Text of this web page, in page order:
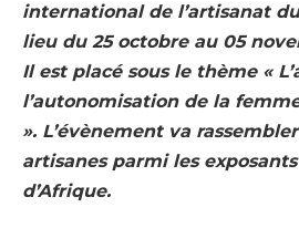
international de l’artisanat
lieu du 25 octobre au 05
Il est placé sous le thème «
l’autonomisation de la
». L’évènement va
artisanes parmi les
d’Afrique.